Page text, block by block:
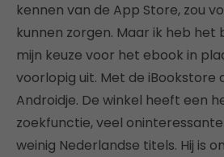
kennen van de App Store, zou
kunnen zorgen. Maar ik heb het
mijn keuze voor het ebook in
voorlopig uit. Met de iBookstore
Androidje. De winkel heeft een
zoekfunctie, veel
weinig Nederlandse titels. Hij is